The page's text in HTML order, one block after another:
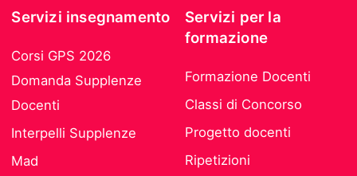
Servizi insegnamento
Corsi GPS 2026
Domanda Supplenze
Docenti
Interpelli Supplenze
Mad
Servizi per la
formazione
Formazione Docenti
Classi di Concorso
Progetto docenti
Ripetizioni